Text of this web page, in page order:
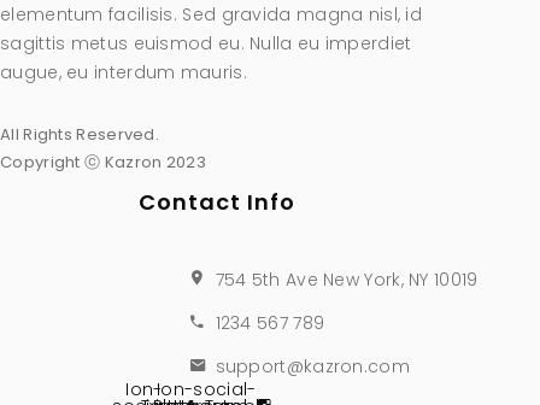
elementum facilisis. Sed gravida magna nisl, id
sagittis metus euismod eu. Nulla eu imperdiet
augue, eu interdum mauris.
All Rights Reserved.
Copyright ⓒ Kazron 2023
Contact Info
754 5th Ave New York, NY 10019
1234 567 789
support@kazron.com
Ion-Ion-social-